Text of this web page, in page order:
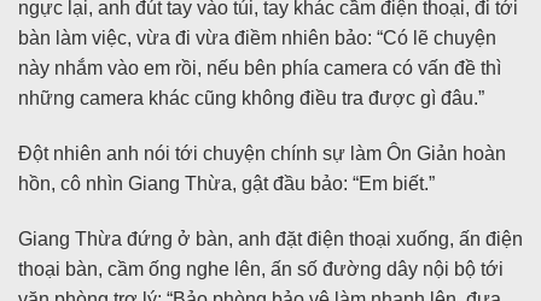
ngực lại, anh đút tay vào túi, tay khác cầm điện thoại, đi tới
bàn làm việc, vừa đi vừa điềm nhiên bảo: “Có lẽ chuyện
này nhắm vào em rồi, nếu bên phía camera có vấn đề thì
những camera khác cũng không điều tra được gì đâu.”
Đột nhiên anh nói tới chuyện chính sự làm Ôn Giản hoàn
hồn, cô nhìn Giang Thừa, gật đầu bảo: “Em biết.”
Giang Thừa đứng ở bàn, anh đặt điện thoại xuống, ấn điện
thoại bàn, cầm ống nghe lên, ấn số đường dây nội bộ tới